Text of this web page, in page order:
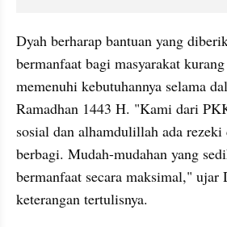
Dyah berharap bantuan yang
bermanfaat bagi masyarakat
memenuhi kebutuhannya selama
Ramadhan 1443 H. "Kami dari
sosial dan alhamdulillah ada
berbagi. Mudah-mudahan yang
bermanfaat secara maksimal," ujar
keterangan tertulisnya.